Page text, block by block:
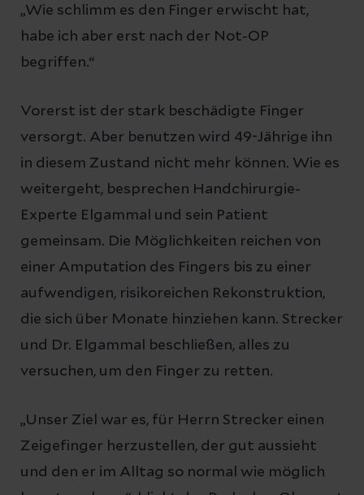
„Wie schlimm es den Finger erwischt hat,
habe ich aber erst nach der Not-OP
begriffen.“
Vorerst ist der stark beschädigte Finger
versorgt. Aber benutzen wird 49-Jährige ihn
in diesem Zustand nicht mehr können. Wie es
weitergeht, besprechen Handchirurgie-
Experte Elgammal und sein Patient
gemeinsam. Die Möglichkeiten reichen von
einer Amputation des Fingers bis zu einer
aufwendigen, risikoreichen Rekonstruktion,
die sich über Monate hinziehen kann. Strecker
und Dr. Elgammal beschließen, alles zu
versuchen, um den Finger zu retten.
„Unser Ziel war es, für Herrn Strecker einen
Zeigefinger herzustellen, der gut aussieht
und den er im Alltag so normal wie möglich